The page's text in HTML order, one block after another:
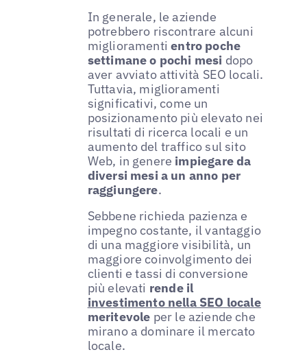
In generale, le aziende
potrebbero riscontrare alcuni
miglioramentientro poche
settimane o pochi mesi dopo
aver avviato attività SEO locali.
Tuttavia, miglioramenti
significativi, come un
posizionamento più elevato nei
risultati di ricerca locali e un
aumento del traffico sul sito
Web, in genere impiegare da
diversi mesi a un anno per
raggiungere.
Sebbene richieda pazienza e
impegno costante, il vantaggio
di una maggiore visibilità, un
maggiore coinvolgimento dei
clienti e tassi di conversione
più elevati rende il
investimento nella SEO locale
meritevole per le aziende che
mirano a dominare il mercato
locale.